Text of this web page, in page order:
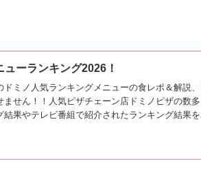
ューランキング2026！
ドミノ人気ランキングメニューの食レポ＆解説
ません！！人気ピザチェーン店ドミノピザの数
果やテレビ番組で紹介されたランキング結果を